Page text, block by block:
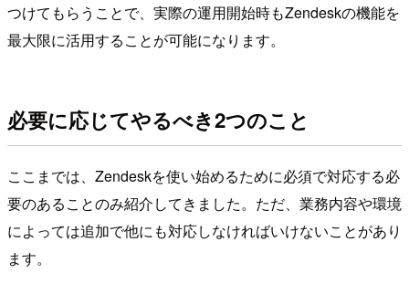
つけてもらうことで、実際の運用開始時もZendeskの機能を
最大限に活用することが可能になります。
必要に応じてやるべき2つのこと
ここまでは、Zendeskを使い始めるために必須で対応する必
要のあることのみ紹介してきました。ただ、業務内容や環境
によっては追加で他にも対応しなければいけないことがあり
ます。